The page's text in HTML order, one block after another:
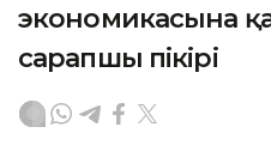
экономикасына
сарапшы пікірі